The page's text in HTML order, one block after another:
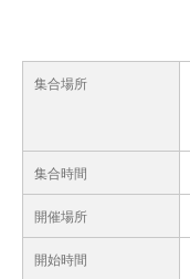
集合場所
集合時間
開催場所
開始時間